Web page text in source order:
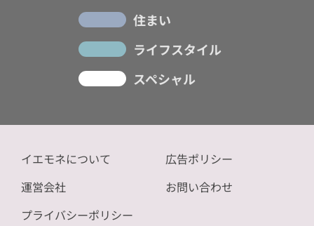
住まい
ライフスタイル
スペシャル
イエモネについて
運営会社
プライバシーポリシー
広告ポリシー
お問い合わせ